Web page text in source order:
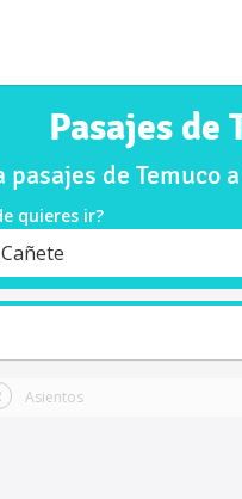
Pasajes de
pasajes de Temuco
quieres ir?
Cañete
Asientos